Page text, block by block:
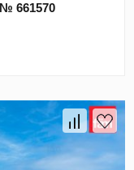
661570